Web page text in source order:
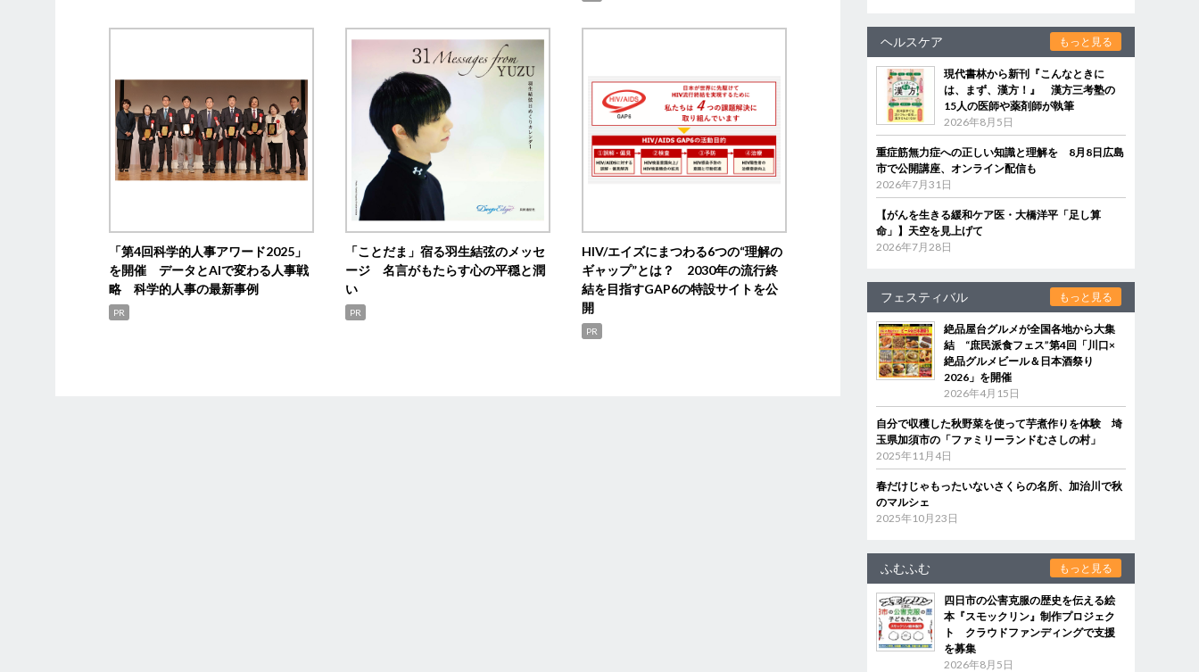
「第4回科学的人事アワード2025」
を開催 データとAIで変わる人事戦
略 科学的人事の最新事例
PR
「ことだま」宿る羽生結弦のメッセ
ージ 名言がもたらす心の平穏と潤
い
PR
HIV/エイズにまつわる6つの“理解の
ギャップ”とは？ 2030年の流行終
結を目指すGAP6の特設サイトを公
開
PR
ヘルスケア もっと見る
現代書林から新刊『こんなときに
は、まず、漢方！』 漢方三考塾の
15人の医師や薬剤師が執筆
2026年8月5日
重症筋無力症への正しい知識と理解を 8月8日広島
市で公開講座、オンライン配信も
2026年7月31日
【がんを生きる緩和ケア医・大橋洋平「足し算
命」】天空を見上げて
2026年7月28日
フェスティバル もっと見る
絶品屋台グルメが全国各地から大集
結 “庶民派食フェス”第4回「川口×
絶品グルメビール＆日本酒祭り
2026」を開催
2026年4月15日
自分で収穫した秋野菜を使って芋煮作りを体験 埼
玉県加須市の「ファミリーランドむさしの村」
2025年11月4日
春だけじゃもったいないさくらの名所、加治川で秋
のマルシェ
2025年10月23日
ふむふむ もっと見る
四日市の公害克服の歴史を伝える絵
本『スモックリン』制作プロジェク
ト クラウドファンディングで支援
を募集
2026年8月5日